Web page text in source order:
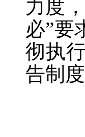
力度
必”要
彻执
告制